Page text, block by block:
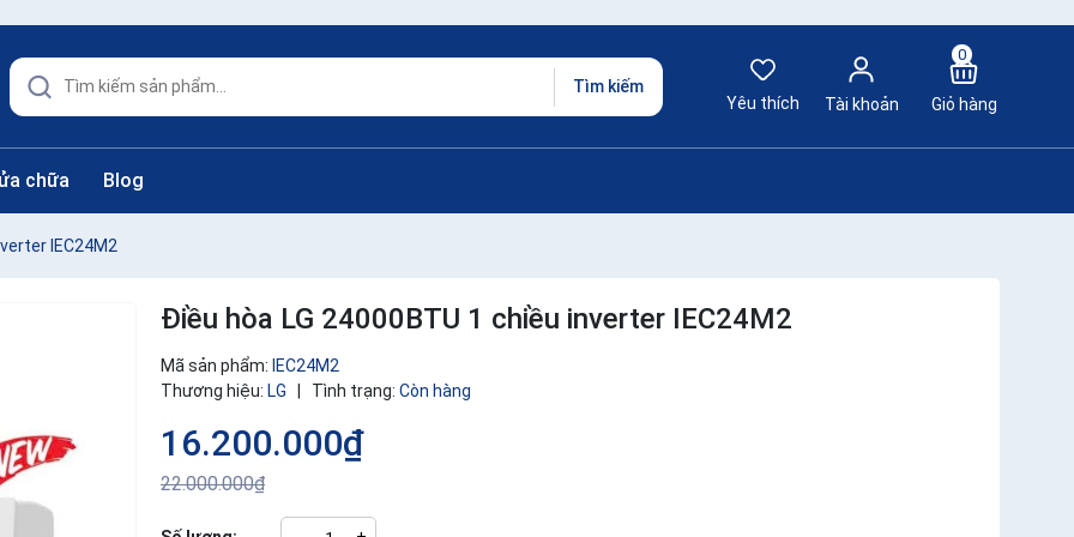
Tìm kiếm
Yêu thích
Tài khoản
0
Giỏ hàng
chữa Blog
IEC24M2
Điều hòa LG 24000BTU 1 chiều inverter IEC24M2
Mã sản phẩm: IEC24M2
Thương hiệu: LG Tình trạng: Còn hàng
16.200.000₫
22.000.000₫